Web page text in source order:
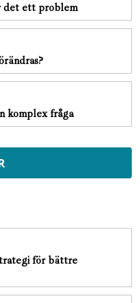
det ett problem
komplex fråga
för bättre